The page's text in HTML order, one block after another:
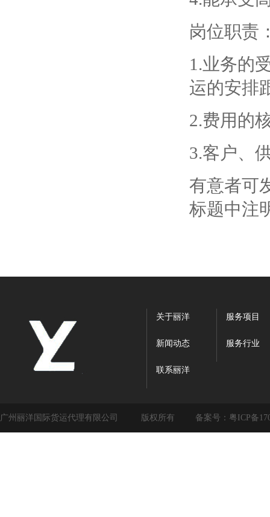
岗位职责
1.业务的
运的安排
2.费用的
3.客户、
有意者可
标题中注
关于丽洋 服务项目
新闻动态 服务行业
联系丽洋
广州丽洋国际货运代理有限公司 版权所有 备案号： 粤ICP备